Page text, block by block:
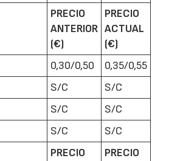
PRECIO
ANTERIOR
(€)
PRECIO
ACTUAL
(€)
0,30/0,50
0,35/0,55
S/C
S/C
S/C
S/C
S/C S/C
PRECIO
PRECIO